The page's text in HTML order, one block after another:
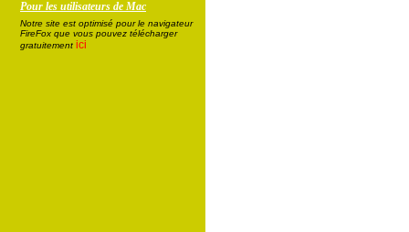
Pour les utilisateurs de Mac
Notre site est optimisé pour le navigateur
FireFox que vous pouvez télécharger
gratuitement ici